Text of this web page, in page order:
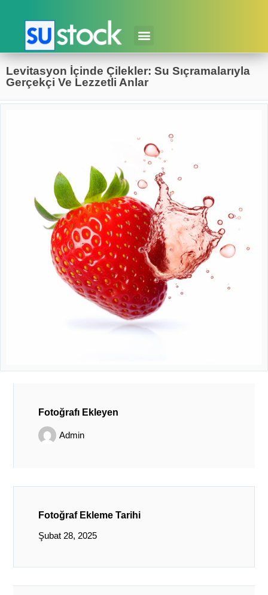
Levitasyon İçinde Çilekler: Su Sıçramalarıyla
Gerçekçi Ve Lezzetli Anlar
Fotoğrafı Ekleyen
Admin
Fotoğraf Ekleme Tarihi
Şubat 28, 2025